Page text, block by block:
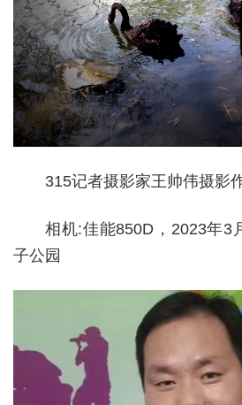
315记者摄影家王帅伟摄影
相机:佳能850D，2023年3
子公园